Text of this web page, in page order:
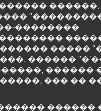
������.
��������
�����
������
������
��� ��
������ �